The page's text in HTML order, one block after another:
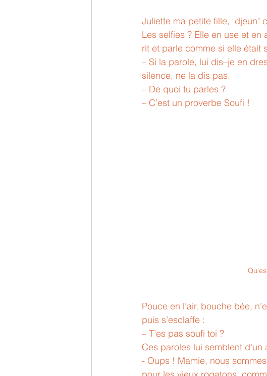
Juliette ma petite fille, "djeun"
Les selfies ? Elle en use et
rit et parle comme si elle était
– Si la parole, lui dis–je en
silence, ne la dis pas.
– De quoi tu parles ?
– C’est un proverbe Soufi !
Pouce en l’air, bouche bée,
puis s’esclaffe :
– T’es pas soufi toi ?
Ces paroles lui semblent d'un
- Oups ! Mamie, nous